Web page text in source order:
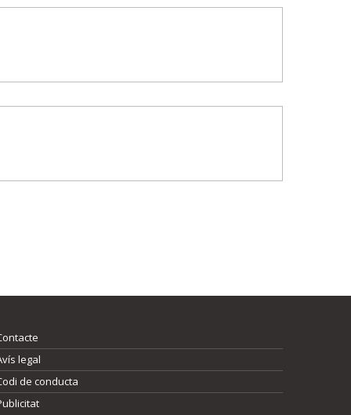
legal
de conducta